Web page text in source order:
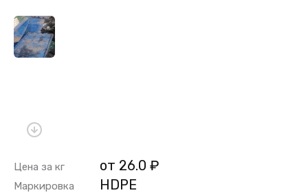
Цена за кг от 26.0 ₽
Маркировка HDPE